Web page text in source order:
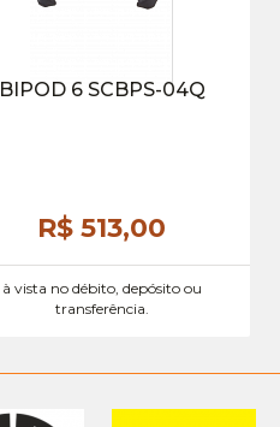
BIPOD 6 SCBPS-04Q
R$ 513,00
à vista no débito, depósito ou
transferência.